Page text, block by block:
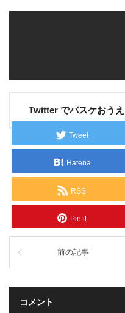
Twitter でバスケおう
Tweet
Hatena
RSS
Pin it
前の記事
コメント